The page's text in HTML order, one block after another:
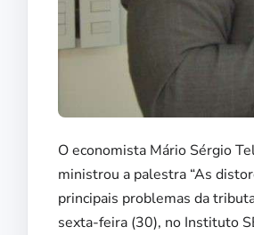
O economista Mário Sérgio
ministrou a palestra “As
principais problemas da
sexta-feira (30), no Instituto